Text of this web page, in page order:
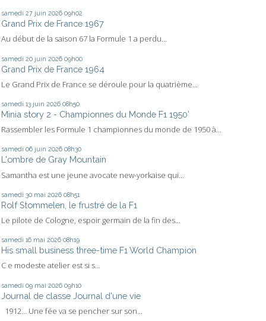
samedi 27 juin 2026 09h02
Grand Prix de France 1967
Au début de la saison 67 la Formule 1 a perdu...
samedi 20 juin 2026 09h00
Grand Prix de France 1964
Le Grand Prix de France se déroule pour la quatrième...
samedi 13 juin 2026 08h50
Minia story 2 - Championnes du Monde F1 1950’
Rassembler les Formule 1 championnes du monde de 1950 à...
samedi 06 juin 2026 08h30
L'ombre de Gray Mountain
Samantha est une jeune avocate new-yorkaise qui...
samedi 30 mai 2026 08h51
Rolf Stommelen, le frustré de la F1
Le pilote de Cologne, espoir germain de la fin des...
samedi 16 mai 2026 08h19
His small business three-time F1 World Champion
C e modeste atelier est si s...
samedi 09 mai 2026 09h10
Journal de classe Journal d'une vie
1912… Une fée va se pencher sur son...